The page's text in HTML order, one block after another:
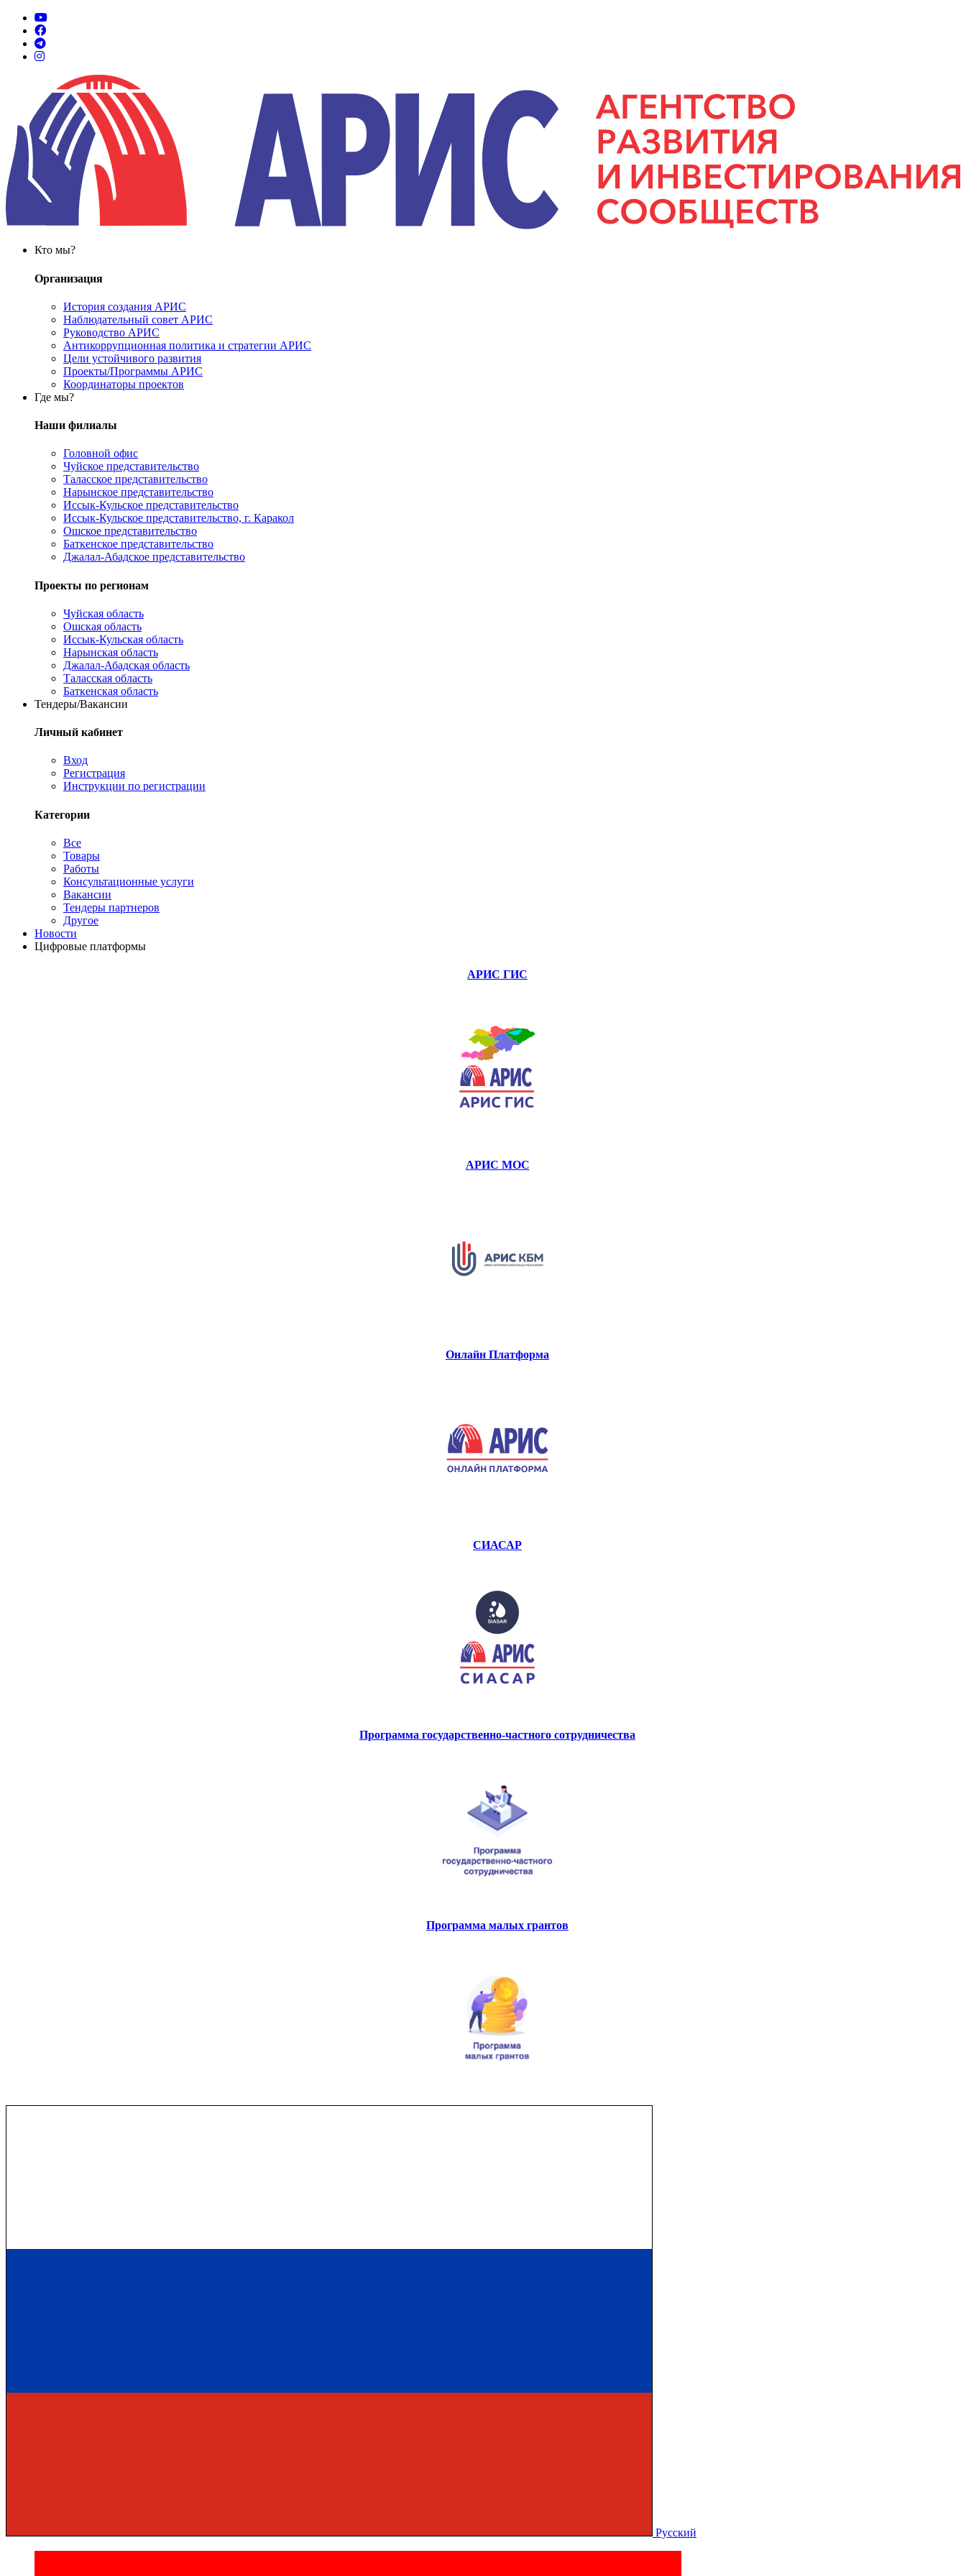
Кто мы?
Организация
История создания АРИС
Наблюдательный совет АРИС
Руководство АРИС
Антикоррупционная политика и стратегии АРИС
Цели устойчивого развития
Проекты/Программы АРИС
Координаторы проектов
Где мы?
Наши филиалы
Головной офис
Чуйское представительство
Таласское представительство
Нарынское представительство
Иссык-Кульское представительство
Иссык-Кульское представительство, г. Каракол
Ошское представительство
Баткенское представительство
Джалал-Абадское представительство
Проекты по регионам
Чуйская область
Ошская область
Иссык-Кульская область
Нарынская область
Джалал-Абадская область
Таласская область
Баткенская область
Тендеры/Вакансии
Личный кабинет
Вход
Регистрация
Инструкции по регистрации
Категории
Все
Товары
Работы
Консультационные услуги
Вакансии
Тендеры партнеров
Другое
Новости
Цифровые платформы
АРИС ГИС
АРИС МОС
Онлайн Платформа
СИАСАР
Программа государственно-частного сотрудничества
Программа малых грантов
Русский